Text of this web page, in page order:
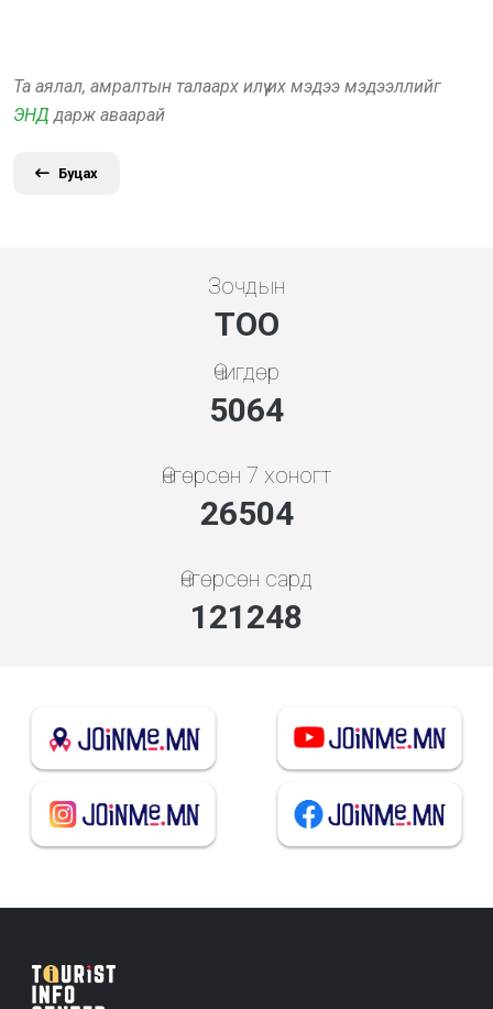
Та аялал, амралтын талаарх илүү их мэдээ мэдээллийг
ЭНД дарж аваарай
Буцах
Зочдын
ТОО
Өчигдөр
5843
Өнгөрсөн 7 хоногт
30582
Өнгөрсөн сард
139902